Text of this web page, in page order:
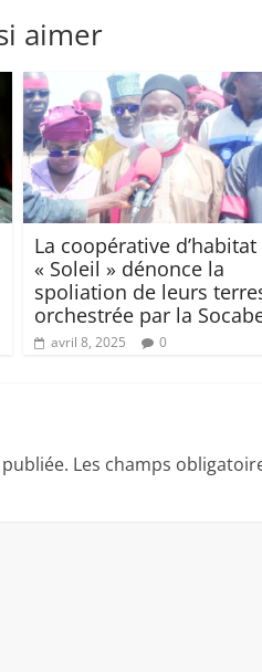
aimer
La coopérative d’habitat
« Soleil » dénonce la
spoliation de leurs
orchestrée par la
avril 8, 2025 0
Les champs